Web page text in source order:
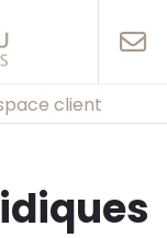
client